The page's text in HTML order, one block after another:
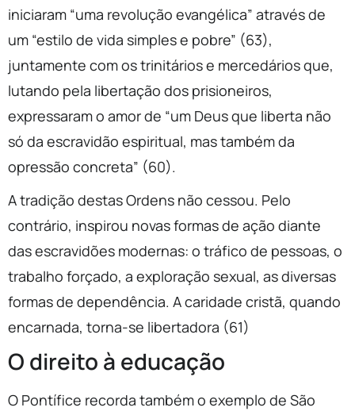
iniciaram “uma revolução evangélica” através de
um “estilo de vida simples e pobre” (63),
juntamente com os trinitários e mercedários que,
lutando pela libertação dos prisioneiros,
expressaram o amor de “um Deus que liberta não
só da escravidão espiritual, mas também da
opressão concreta” (60).
A tradição destas Ordens não cessou. Pelo
contrário, inspirou novas formas de ação diante
das escravidões modernas: o tráfico de pessoas, o
trabalho forçado, a exploração sexual, as diversas
formas de dependência. A caridade cristã, quando
encarnada, torna-se libertadora (61)
O direito à educação
O Pontífice recorda também o exemplo de São